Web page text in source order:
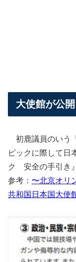
大使館が公
初鹿議員のいう
ピックに際して日
ク 安全の手引き
参考： 〜北京オリ
共和国日本国大使